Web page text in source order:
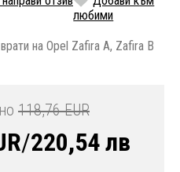
любими
на Opel Zafira A, Zafira B
118,76 EUR
/220,54 лв